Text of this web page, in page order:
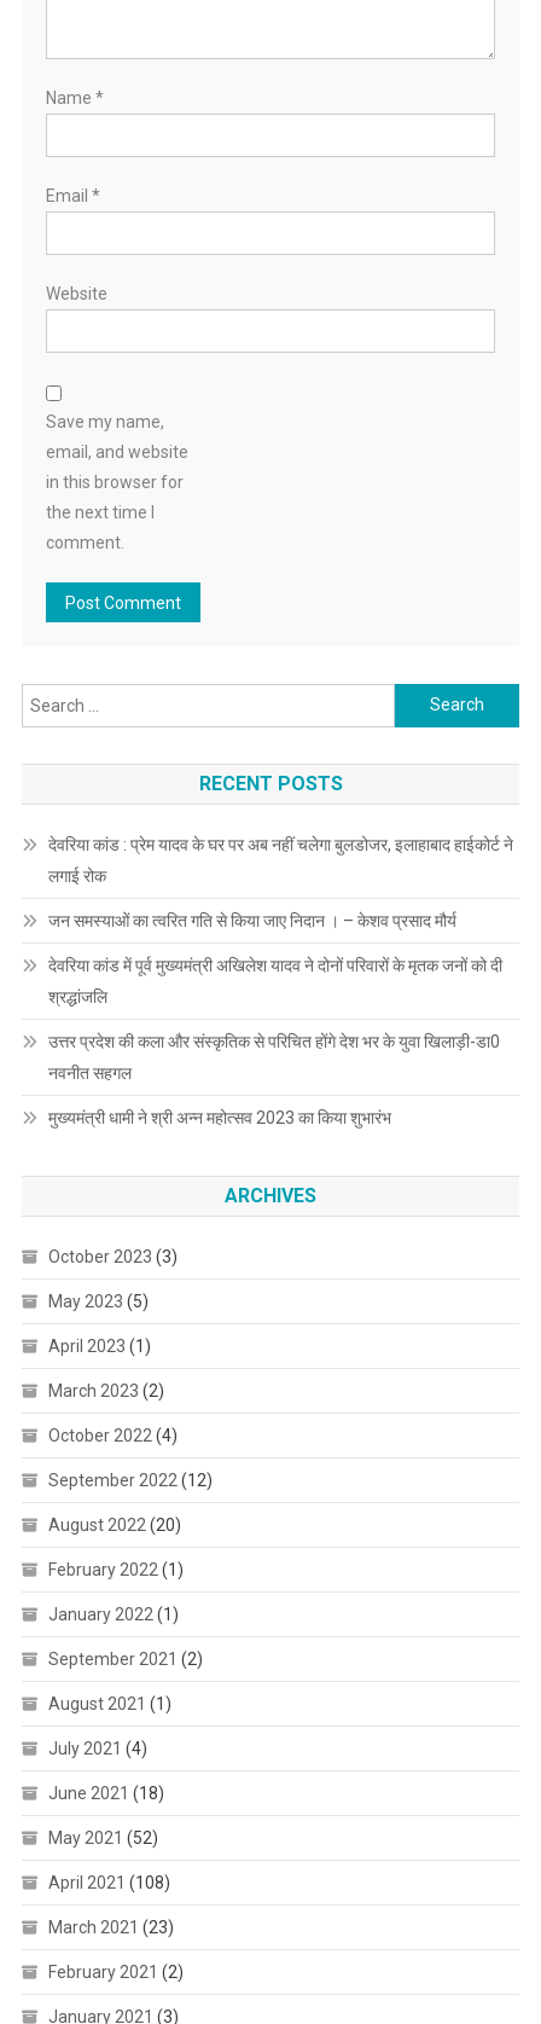
Name *
Email *
Website
Save my name,
email, and website
in this browser for
the next time I
comment.
Search
for:
RECENT POSTS
देवरिया कांड : प्रेम यादव के घर पर अब नहीं चलेगा बुलडोजर, इलाहाबाद हाईकोर्ट ने
लगाई रोक
जन समस्याओं का त्वरित गति से किया जाए निदान । – केशव प्रसाद मौर्य
देवरिया कांड में पूर्व मुख्यमंत्री अखिलेश यादव ने दोनों परिवारों के मृतक जनों को दी
श्रद्धांजलि
उत्तर प्रदेश की कला और संस्कृतिक से परिचित होंगे देश भर के युवा खिलाड़ी-डा0
नवनीत सहगल
मुख्यमंत्री धामी ने श्री अन्न महोत्सव 2023 का किया शुभारंभ
ARCHIVES
October 2023 (3)
May 2023 (5)
April 2023 (1)
March 2023 (2)
October 2022 (4)
September 2022 (12)
August 2022 (20)
February 2022 (1)
January 2022 (1)
September 2021 (2)
August 2021 (1)
July 2021 (4)
June 2021 (18)
May 2021 (52)
April 2021 (108)
March 2021 (23)
February 2021 (2)
January 2021 (3)